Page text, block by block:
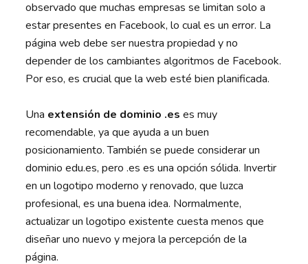
observado que muchas empresas se limitan solo a
estar presentes en Facebook, lo cual es un error. La
página web debe ser nuestra propiedad y no
depender de los cambiantes algoritmos de Facebook.
Por eso, es crucial que la web esté bien planificada.
Una extensión de dominio .eses muy
recomendable, ya que ayuda a un buen
posicionamiento. También se puede considerar un
dominio edu.es, pero .es es una opción sólida. Invertir
en un logotipo moderno y renovado, que luzca
profesional, es una buena idea. Normalmente,
actualizar un logotipo existente cuesta menos que
diseñar uno nuevo y mejora la percepción de la
página.